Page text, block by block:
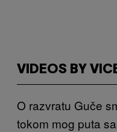
VIDEOS BY
O razvratu Guče
tokom mog puta